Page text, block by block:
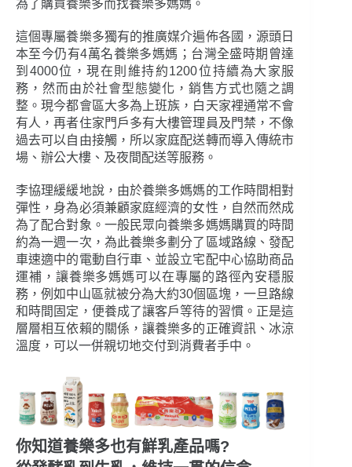
為了購買養樂多而找養樂多媽媽。
這個專屬養樂多獨有的推廣媒介遍佈各國，源頭日
本至今仍有4萬名養樂多媽媽；台灣全盛時期曾達
到4000位，現在則維持約1200位持續為大家服
務，然而由於社會型態變化，銷售方式也隨之調
整。現今都會區大多為上班族，白天家裡通常不會
有人，再者住家門戶多有大樓管理員及門禁，不像
過去可以自由接觸，所以家庭配送轉而導入傳統市
場、辦公大樓、及夜間配送等服務。
李協理緩緩地說，由於養樂多媽媽的工作時間相對
彈性，身為必須兼顧家庭經濟的女性，自然而然成
為了配合對象。一般民眾向養樂多媽媽購買的時間
約為一週一次，為此養樂多劃分了區域路線、發配
車速適中的電動自行車、並設立宅配中心協助商品
運補，讓養樂多媽媽可以在專屬的路徑內安穩服
務，例如中山區就被分為大約30個區塊，一旦路線
和時間固定，便養成了讓客戶等待的習慣。正是這
層層相互依賴的關係，讓養樂多的正確資訊、冰涼
溫度，可以一併親切地交付到消費者手中。
你知道養樂多也有鮮乳產品嗎?